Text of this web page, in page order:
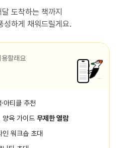
도착하는 책까지
성하게 채워드릴게요.
할래요
아티클 추천
양육 가이드 무제한 열람
인 워크숍 초대